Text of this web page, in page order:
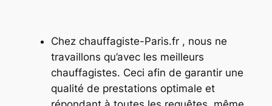
Chez chauffagiste-Paris.fr , nous ne
travaillons qu’avec les meilleurs
chauffagistes. Ceci afin de garantir une
qualité de prestations optimale et